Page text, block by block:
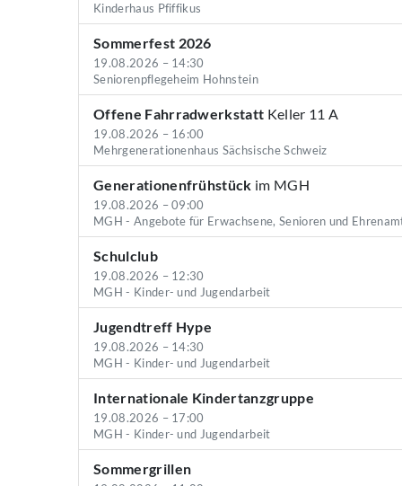
Kinderhaus Pfiffikus
Sommerfest 2026
19.08.2026 – 14:30
Seniorenpflegeheim Hohnstein
Offene Fahrradwerkstatt Keller 11 A
19.08.2026 – 16:00
Mehrgenerationenhaus Sächsische Schweiz
Generationenfrühstück im MGH
19.08.2026 – 09:00
MGH - Angebote für Erwachsene, Senioren und
Schulclub
19.08.2026 – 12:30
MGH - Kinder- und Jugendarbeit
Jugendtreff Hype
19.08.2026 – 14:30
MGH - Kinder- und Jugendarbeit
Internationale Kindertanzgruppe
19.08.2026 – 17:00
MGH - Kinder- und Jugendarbeit
Sommergrillen